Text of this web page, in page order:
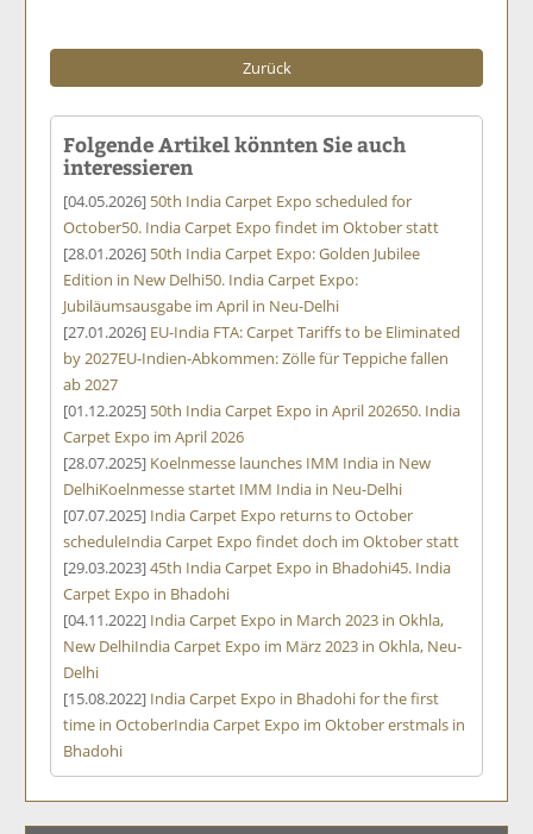
Zurück
Folgende Artikel könnten Sie auch
interessieren
[04.05.2026] 50th India Carpet Expo scheduled for
October50. India Carpet Expo findet im Oktober statt
[28.01.2026] 50th India Carpet Expo: Golden Jubilee
Edition in New Delhi50. India Carpet Expo:
Jubiläumsausgabe im April in Neu-Delhi
[27.01.2026] EU-India FTA: Carpet Tariffs to be Eliminated
by 2027EU-Indien-Abkommen: Zölle für Teppiche fallen
ab 2027
[01.12.2025] 50th India Carpet Expo in April 202650. India
Carpet Expo im April 2026
[28.07.2025] Koelnmesse launches IMM India in New
DelhiKoelnmesse startet IMM India in Neu-Delhi
[07.07.2025] India Carpet Expo returns to October
scheduleIndia Carpet Expo findet doch im Oktober statt
[29.03.2023]45th India Carpet Expo in Bhadohi45. India
Carpet Expo in Bhadohi
[04.11.2022] India Carpet Expo in March 2023 in Okhla,
New DelhiIndia Carpet Expo im März 2023 in Okhla, Neu-
Delhi
[15.08.2022] India Carpet Expo in Bhadohi for the first
time in OctoberIndia Carpet Expo im Oktober erstmals in
Bhadohi